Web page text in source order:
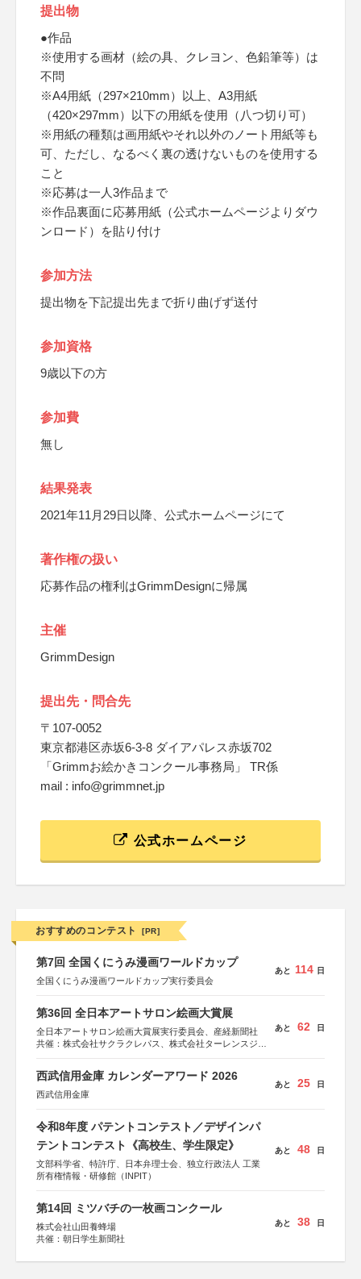
提出物
●作品
※使用する画材（絵の具、クレヨン、色鉛筆等）は
不問
※A4用紙（297×210mm）以上、A3用紙
（420×297mm）以下の用紙を使用（八つ切り可）
※用紙の種類は画用紙やそれ以外のノート用紙等も
可、ただし、なるべく裏の透けないものを使用する
こと
※応募は一人3作品まで
※作品裏面に応募用紙（公式ホームページよりダウ
ンロード）を貼り付け
参加方法
提出物を下記提出先まで折り曲げず送付
参加資格
9歳以下の方
参加費
無し
結果発表
2021年11月29日以降、公式ホームページにて
著作権の扱い
応募作品の権利はGrimmDesignに帰属
主催
GrimmDesign
提出先・問合先
〒107-0052
東京都港区赤坂6-3-8 ダイアパレス赤坂702
「Grimmお絵かきコンクール事務局」 TR係
mail : info@grimmnet.jp
公式ホームページ
おすすめのコンテスト [PR]
第7回 全国くにうみ漫画ワールドカップ
全国くにうみ漫画ワールドカップ実行委員会
あと 114 日
第36回 全日本アートサロン絵画大賞展
全日本アートサロン絵画大賞展実行委員会、産経新聞社
共催：株式会社サクラクレパス、株式会社ターレンスジャ
あと 62 日
西武信用金庫 カレンダーアワード 2026
西武信用金庫
あと 25 日
令和8年度 パテントコンテスト／デザインパ
テントコンテスト《高校生、学生限定》
文部科学省、特許庁、日本弁理士会、独立行政法人 工業
所有権情報・研修館（INPIT）
あと 48 日
第14回 ミツバチの一枚画コンクール
株式会社山田養蜂場
共催：朝日学生新聞社
あと 38 日